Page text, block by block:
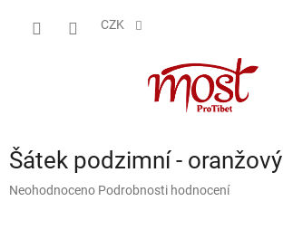
CZK
Šátek podzimní - oranžový
Průměrné
Neohodnoceno Podrobnosti hodnocení